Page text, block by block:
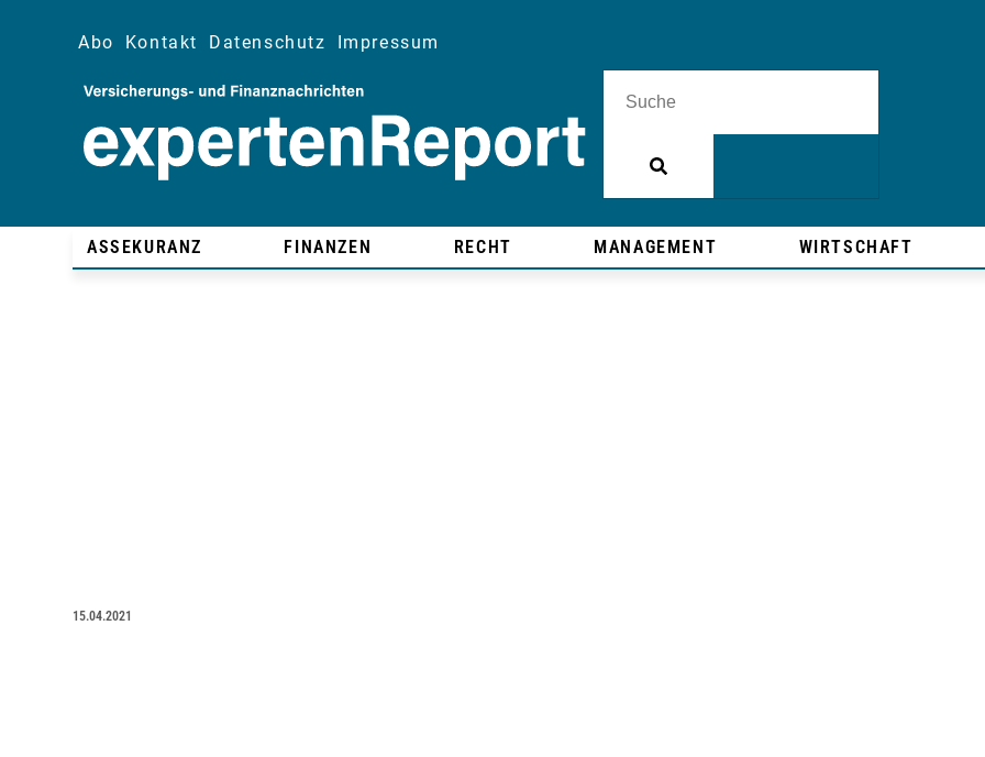
Abo Kontakt Datenschutz Impressum
ASSEKURANZ FINANZEN RECHT MANAGEMENT WIRTSCHAFT
15.04.2021